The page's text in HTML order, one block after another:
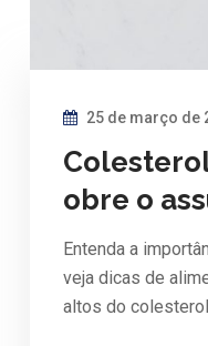
25 de março de
obre o
Entenda a
veja dicas de
altos do